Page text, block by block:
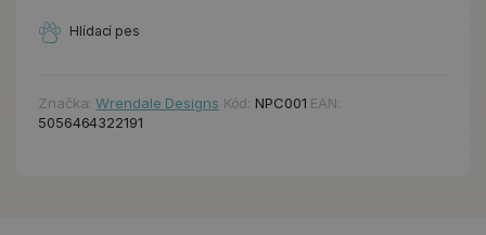
Hlídací pes
Značka:Wrendale Designs Kód: NPC001 EAN:
5056464322191